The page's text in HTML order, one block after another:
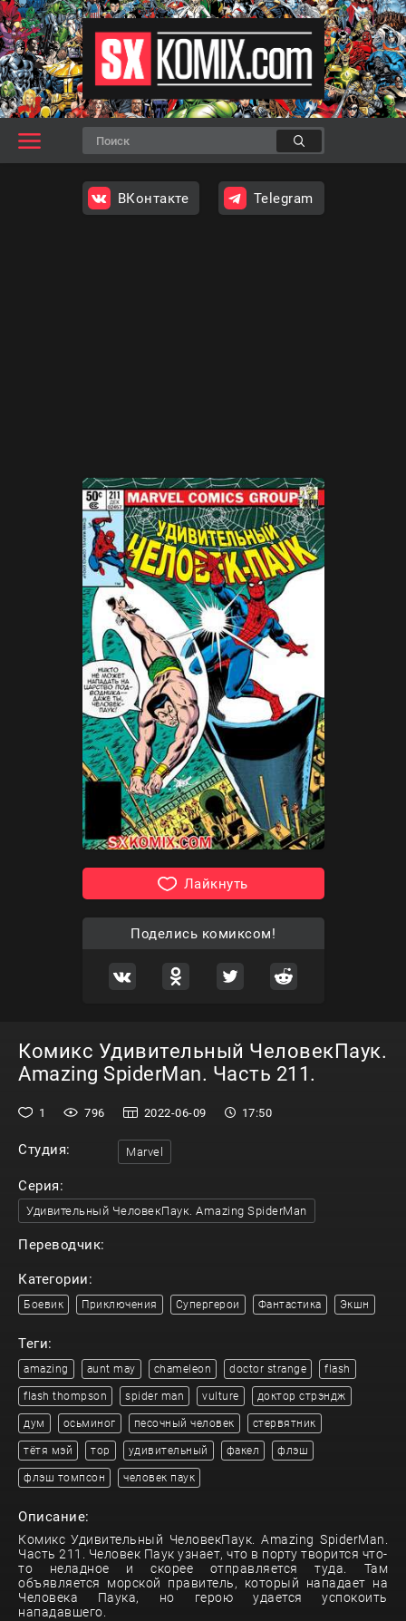
ВКонтакте Telegram
Лайкнуть
Поделись комиксом!
Комикс Удивительный ЧеловекПаук.
Amazing SpiderMan. Часть 211.
1 796 2022-06-09 17:50
Студия: Marvel
Серия:
Удивительный ЧеловекПаук. Amazing SpiderMan
Переводчик:
Категории:
Боевик Приключения Супергерои Фантастика Экшн
Теги:
amazing aunt may chameleon doctor strange flash
flash thompson spider man vulture доктор стрэндж
дум осьминог песочный человек стервятник
тётя мэй тор удивительный факел флэш
флэш томпсон человек паук
Описание:
Комикс Удивительный ЧеловекПаук. Amazing SpiderMan.
Часть 211. Человек Паук узнает, что в порту творится что-
то неладное и скорее отправляется туда. Там
объявляется морской правитель, который нападает на
Человека Паука, но герою удается успокоить
нападавшего.